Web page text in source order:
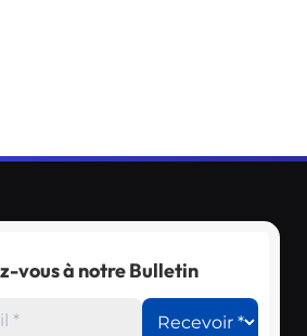
vous à notre Bulletin